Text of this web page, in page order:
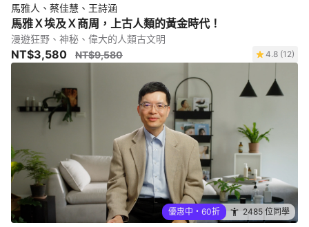
馬雅人、蔡佳慧、王詩涵
馬雅Ｘ埃及Ｘ商周，上古人類的黃金時代！
漫遊狂野、神秘、偉大的人類古文明
NT$3,580 NT$9,580 4.8 (12)
優惠中・60折 2485 位同學